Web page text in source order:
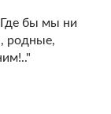
Где бы мы ни
родные,